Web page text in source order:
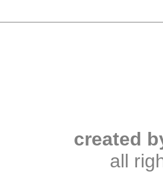
created
all